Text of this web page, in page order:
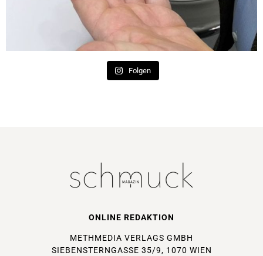
Folgen
ONLINE REDAKTION
METHMEDIA VERLAGS GMBH
SIEBENSTERNGASSE 35/9, 1070 WIEN